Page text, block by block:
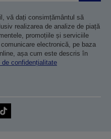
vă dați consimțământul să
realizarea de analize de piață
promoțiile și serviciile
electronică, pe baza
așa cum este descris în
de confidențialitate